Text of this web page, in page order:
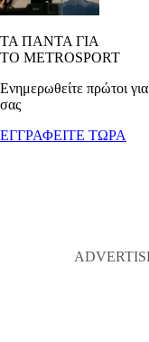
ΤΑ ΠΑΝΤΑ ΓΙΑ
ΤΟ METROSPORT
Ενημερωθείτε πρώτοι
σας
ΕΓΓΡΑΦΕΙΤΕ ΤΩΡΑ